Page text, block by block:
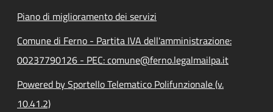
Piano di miglioramento dei servizi
Comune di Ferno - Partita IVA dell'amministrazione:
00237790126 - PEC: comune@ferno.legalmailpa.it
Powered by Sportello Telematico Polifunzionale (v.
10.41.2)